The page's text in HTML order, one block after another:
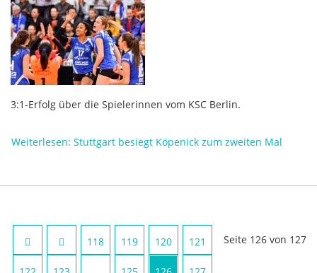
3:1-Erfolg über die Spielerinnen vom KSC Berlin.
Weiterlesen: Stuttgart besiegt Köpenick zum zweiten Mal
Seite 126 von 127
118 119 120 121